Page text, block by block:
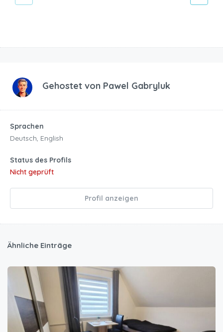
Gehostet von Pawel Gabryluk
Sprachen
Deutsch, English
Status des Profils
Nicht geprüft
Profil anzeigen
Ähnliche Einträge